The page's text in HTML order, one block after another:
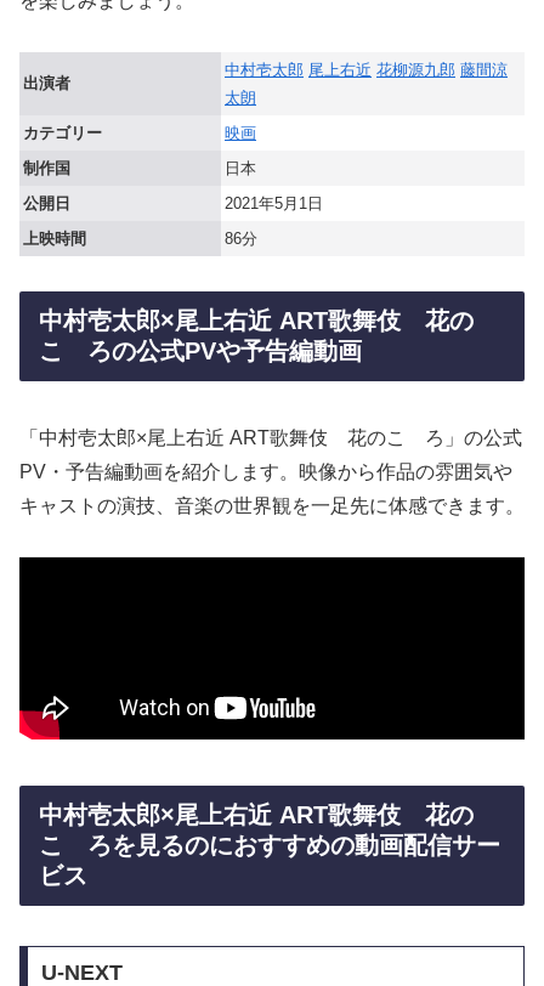
出演者
中村壱太郎 尾上右近 花柳源九郎 藤間涼
太朗
カテゴリー
映画
制作国
日本
公開日
2021年5月1日
上映時間
86分
中村壱太郎×尾上右近 ART歌舞伎 花の
こゝろの公式PVや予告編動画
「中村壱太郎×尾上右近 ART歌舞伎 花のこゝろ」の公式
PV・予告編動画を紹介します。映像から作品の雰囲気や
キャストの演技、音楽の世界観を一足先に体感できます。
中村壱太郎×尾上右近 ART歌舞伎 花の
こゝろを見るのにおすすめの動画配信サー
ビス
U-NEXT